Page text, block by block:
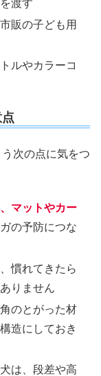
渡す
販の子ども用
ルやカラーコ
次の点に気をつ
マットやカー
の予防につな
慣れてきたら
りません
のとがった材
造にしておき
は、段差や高